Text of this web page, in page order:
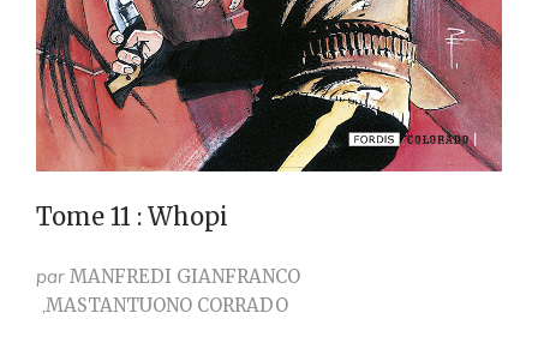
Tome 11 : Whopi
par MANFREDI GIANFRANCO
MASTANTUONO CORRADO